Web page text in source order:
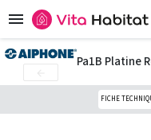

Pa1B Platine
FICHE